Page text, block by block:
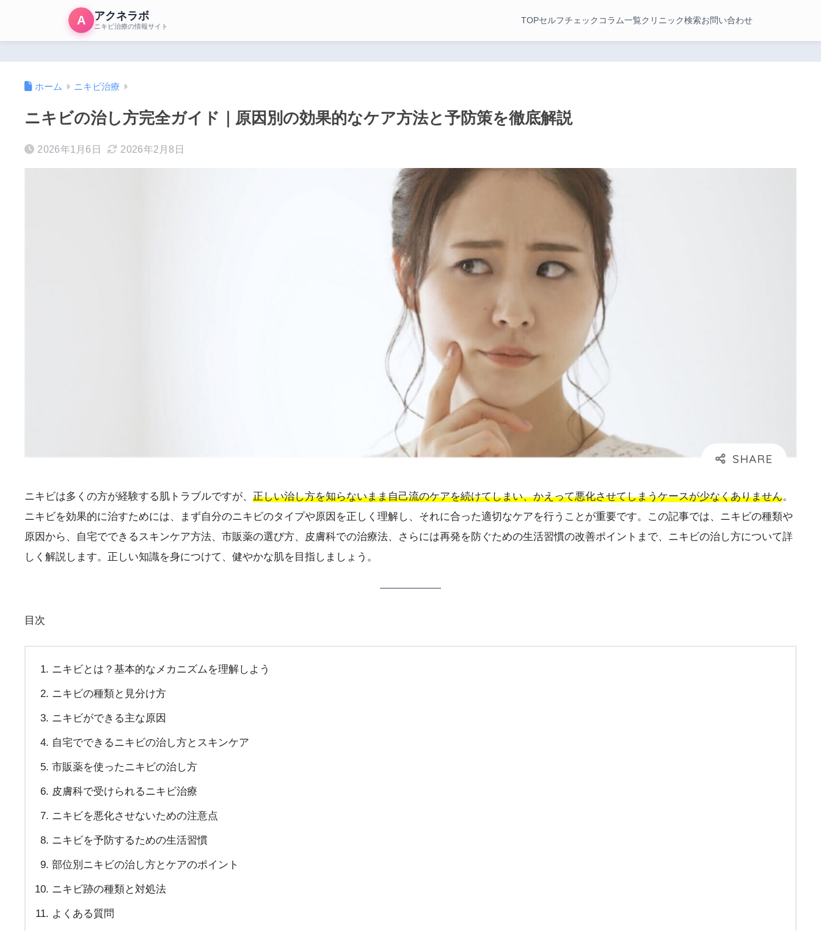
A アクネラボ
ニキビ治療の情報サイト
TOPセルフチェック コラム一覧クリニック検索お問い合わせ
ホーム ニキビ治療
ニキビの治し方完全ガイド｜原因別の効果的なケア方法と予防策を徹底解説
2026年1月6日 2026年2月8日
ニキビは多くの方が経験する肌トラブルですが、 正しい治し方を知らないまま自己流のケアを続けてしまい、かえって悪化させてしまうケースが少なくありません。
ニキビを効果的に治すためには、まず自分のニキビのタイプや原因を正しく理解し、それに合った適切なケアを行うことが重要です。この記事では、ニキビの種類や
原因から、自宅でできるスキンケア方法、市販薬の選び方、皮膚科での治療法、さらには再発を防ぐための生活習慣の改善ポイントまで、ニキビの治し方について詳
しく解説します。正しい知識を身につけて、健やかな肌を目指しましょう。
目次
ニキビとは？基本的なメカニズムを理解しよう
ニキビの種類と見分け方
ニキビができる主な原因
自宅でできるニキビの治し方とスキンケア
市販薬を使ったニキビの治し方
皮膚科で受けられるニキビ治療
ニキビを悪化させないための注意点
ニキビを予防するための生活習慣
部位別ニキビの治し方とケアのポイント
ニキビ跡の種類と対処法
よくある質問